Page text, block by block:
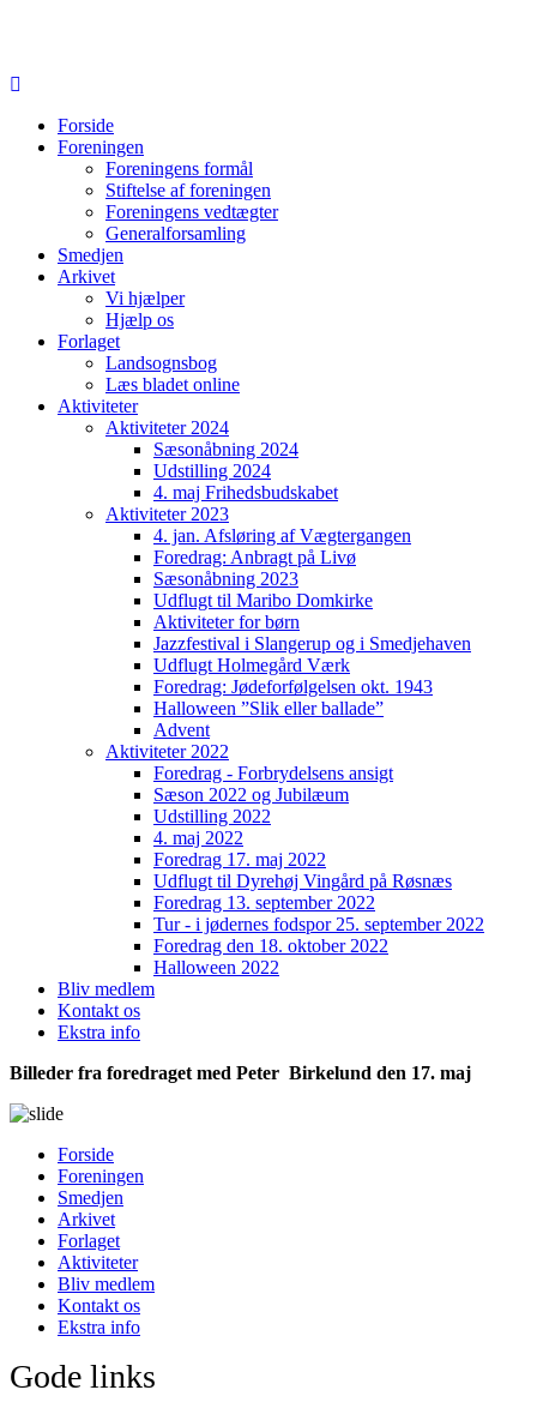
Forside
Foreningen
Foreningens formål
Stiftelse af foreningen
Foreningens vedtægter
Generalforsamling
Smedjen
Arkivet
Vi hjælper
Hjælp os
Forlaget
Landsognsbog
Læs bladet online
Aktiviteter
Aktiviteter 2024
Sæsonåbning 2024
Udstilling 2024
4. maj Frihedsbudskabet
Aktiviteter 2023
4. jan. Afsløring af Vægtergangen
Foredrag: Anbragt på Livø
Sæsonåbning 2023
Udflugt til Maribo Domkirke
Aktiviteter for børn
Jazzfestival i Slangerup og i Smedjehaven
Udflugt Holmegård Værk
Foredrag: Jødeforfølgelsen okt. 1943
Halloween ”Slik eller ballade”
Advent
Aktiviteter 2022
Foredrag - Forbrydelsens ansigt
Sæson 2022 og Jubilæum
Udstilling 2022
4. maj 2022
Foredrag 17. maj 2022
Udflugt til Dyrehøj Vingård på Røsnæs
Foredrag 13. september 2022
Tur - i jødernes fodspor 25. september 2022
Foredrag den 18. oktober 2022
Halloween 2022
Bliv medlem
Kontakt os
Ekstra info
Billeder fra foredraget med Peter Birkelund den 17. maj
Forside
Foreningen
Smedjen
Arkivet
Forlaget
Aktiviteter
Bliv medlem
Kontakt os
Ekstra info
Gode links